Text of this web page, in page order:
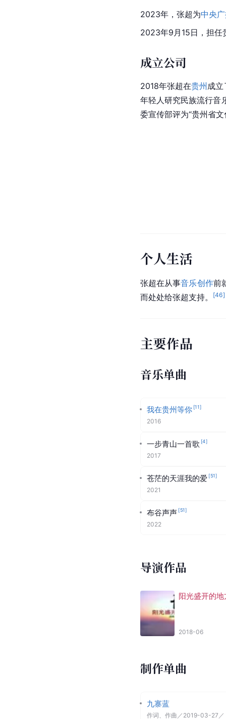
2023年，张超为中央
2023年9月15日，担任
成立公司
2018年张超在贵州 成立
年轻人研究民族流行音
委宣传部评为“贵州省文
个人生活
张超在从事音乐创作前
而处处给张超支持。
[46]
主要作品
音乐单曲
我在贵州等你 [11]
2016
一步青山一首歌 [4]
2017
苍茫的天涯我的爱 [51]
2021
布谷声声 [51]
2022
导演作品
阳光盛开的地
2018-06
制作单曲
九寨蓝
作词、作曲 ／ 2019-03-27